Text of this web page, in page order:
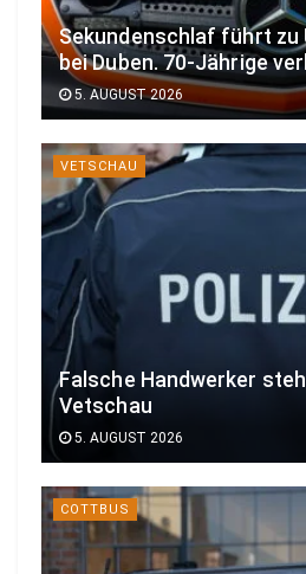
Sekundenschlaf führt zu
bei Duben. 70-Jährige
5. AUGUST 2026
VETSCHAU
Falsche Handwerker
Vetschau
5. AUGUST 2026
COTTBUS